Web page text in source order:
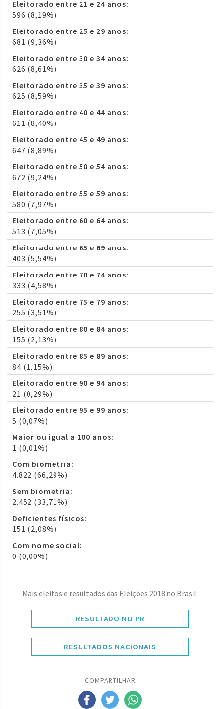
Eleitorado entre 21 e 24 anos:
596 (8,19%)
Eleitorado entre 25 e 29 anos:
681 (9,36%)
Eleitorado entre 30 e 34 anos:
626 (8,61%)
Eleitorado entre 35 e 39 anos:
625 (8,59%)
Eleitorado entre 40 e 44 anos:
611 (8,40%)
Eleitorado entre 45 e 49 anos:
647 (8,89%)
Eleitorado entre 50 e 54 anos:
672 (9,24%)
Eleitorado entre 55 e 59 anos:
580 (7,97%)
Eleitorado entre 60 e 64 anos:
513 (7,05%)
Eleitorado entre 65 e 69 anos:
403 (5,54%)
Eleitorado entre 70 e 74 anos:
333 (4,58%)
Eleitorado entre 75 e 79 anos:
255 (3,51%)
Eleitorado entre 80 e 84 anos:
155 (2,13%)
Eleitorado entre 85 e 89 anos:
84 (1,15%)
Eleitorado entre 90 e 94 anos:
21 (0,29%)
Eleitorado entre 95 e 99 anos:
5 (0,07%)
Maior ou igual a 100 anos:
1 (0,01%)
Com biometria:
4.822 (66,29%)
Sem biometria:
2.452 (33,71%)
Deficientes físicos:
151 (2,08%)
Com nome social:
0 (0,00%)
Mais eleitos e resultados das Eleições 2018 no Brasil:
RESULTADO NO PR
RESULTADOS NACIONAIS
COMPARTILHAR